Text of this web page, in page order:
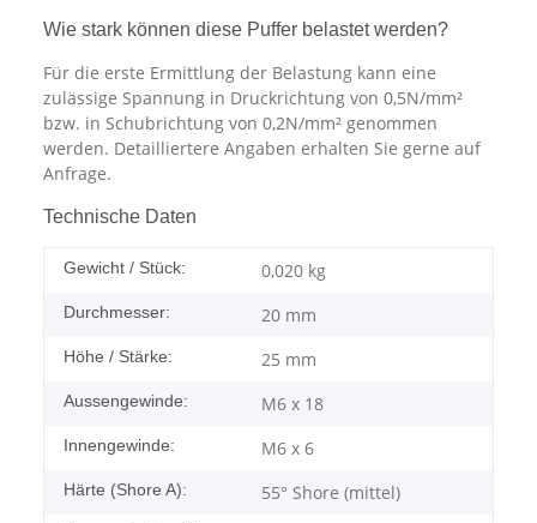
Wie stark können diese Puffer belastet werden?
Für die erste Ermittlung der Belastung kann eine
zulässige Spannung in Druckrichtung von 0,5N/mm²
bzw. in Schubrichtung von 0,2N/mm² genommen
werden. Detailliertere Angaben erhalten Sie gerne auf
Anfrage.
Technische Daten
Gewicht / Stück: 0,020 kg
Durchmesser: 20 mm
Höhe / Stärke: 25 mm
Aussengewinde: M6 x 18
Innengewinde: M6 x 6
Härte (Shore A): 55° Shore (mittel)